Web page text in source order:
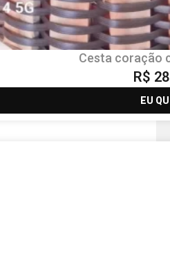
Cesta coração
R$
EU